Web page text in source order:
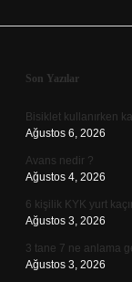
Sidebar
Son Yazılar
Bisiklet kullanırken
Ağustos 6, 2026
Avans nedir ?
Ağustos 4, 2026
6 kişilik KYK yurt
Ağustos 3, 2026
3 tane 7 ne anlama
Ağustos 3, 2026